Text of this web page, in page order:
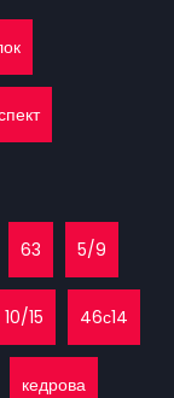
63 5/9
10/15 46с14
кедрова